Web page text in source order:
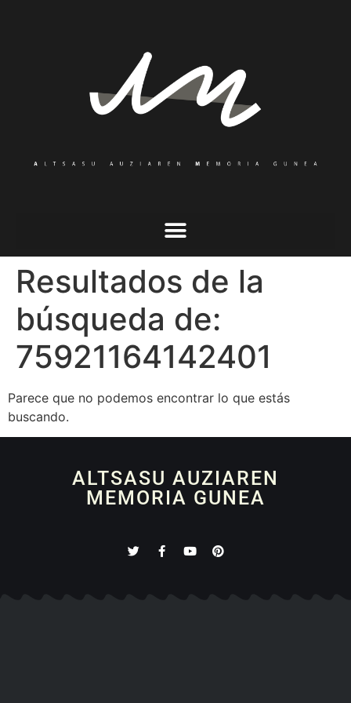
Resultados de la
búsqueda de:
75921164142401
Parece que no podemos encontrar lo que estás
buscando.
ALTSASU AUZIAREN
MEMORIA GUNEA